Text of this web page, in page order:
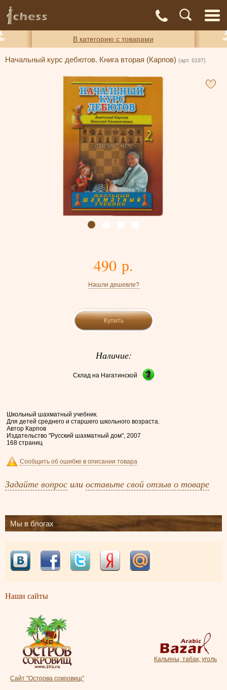
и оплата
В категорию с товарами
Начальный курс дебютов. Книга вторая (Карпов) (арт. 6197)
490 р.
Нашли дешевле?
Купить
Наличие:
Склад на Нагатинской
Школьный шахматный учебник.
Для детей среднего и старшего школьного возраста.
Автор Карпов
Издательство "Русский шахматный дом", 2007
168 страниц
Сообщить об ошибке в описании товара
Задайте вопрос или оставьте свой отзыв о товаре
Мы в блогах
Наши сайты
Сайт "Острова сокровищ"
Кальяны, табак, уголь